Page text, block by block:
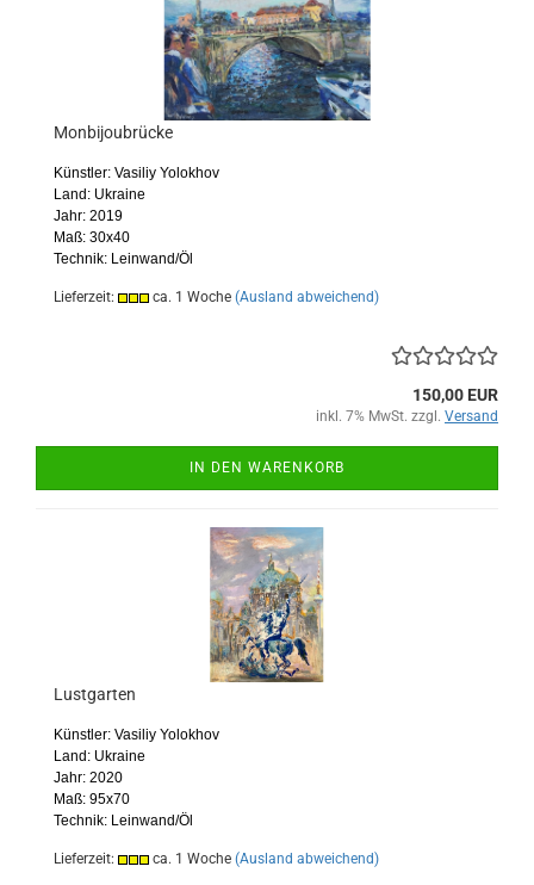
Monbijoubrücke
Künstler: Vasiliy Yolokhov
Land: Ukraine
Jahr: 2019
Maß: 30x40
Technik: Leinwand/Öl
Lieferzeit: ca. 1 Woche (Ausland abweichend)
150,00 EUR
inkl. 7% MwSt. zzgl. Versand
IN DEN WARENKORB
Lustgarten
Künstler: Vasiliy Yolokhov
Land: Ukraine
Jahr: 2020
Maß: 95x70
Technik: Leinwand/Öl
Lieferzeit: ca. 1 Woche (Ausland abweichend)